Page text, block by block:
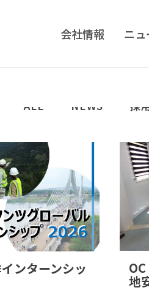
会社情報 ニュ
ALL NEWS 採
ンターンシッ
地